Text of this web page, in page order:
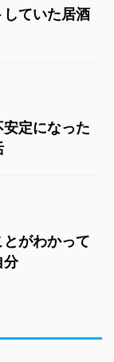
ていた居酒
定になった
がわかって
分